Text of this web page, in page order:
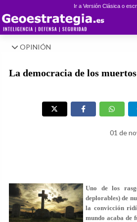
Ir a Versión Clásica o
OPINIÓN
La democracia de los muertos
01 de
Uno de los
deplorables) de
la convicción
mundo acaba de